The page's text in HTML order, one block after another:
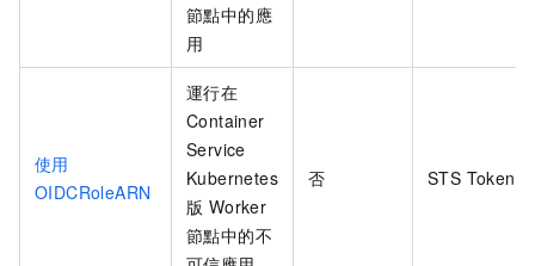
節點中的應
用
使用
OIDCRoleARN
運行在
Container
Service
Kubernetes
版 Worker
節點中的不
否 STS Token